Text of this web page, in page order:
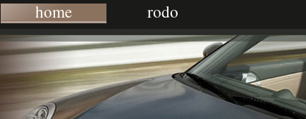
home rodo